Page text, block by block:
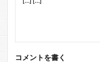
コメントを書く